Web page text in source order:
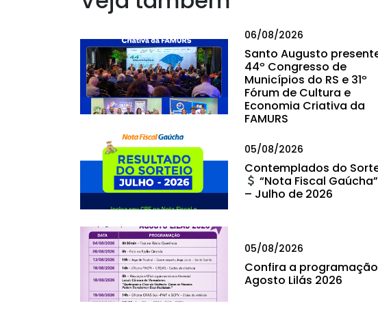
06/08/2026
Santo Augusto
44º Congresso de
Municípios do RS e 31º
Fórum de Cultura e
Economia Criativa da
FAMURS
05/08/2026
Contemplados do
“Nota Fiscal Gaúcha”
– Julho de 2026
05/08/2026
Confira a
Agosto Lilás 2026